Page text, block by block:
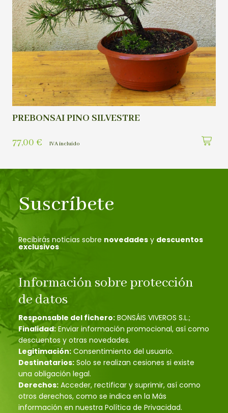
PREBONSAI PINO SILVESTRE
77,00 € IVA incluído
Suscríbete
Recibirás noticias sobre novedades y descuentos
exclusivos
Información sobre protección
de datos
Responsable del fichero: BONSÁIS VIVEROS S.L.;
Finalidad: Enviar información promocional, así como
descuentos y otras novedades.
Legitimación: Consentimiento del usuario.
Destinatarios: Solo se realizan cesiones si existe
una obligación legal.
Derechos: Acceder, rectificar y suprimir, así como
otros derechos, como se indica en la Más
información en nuestra Política de Privacidad.